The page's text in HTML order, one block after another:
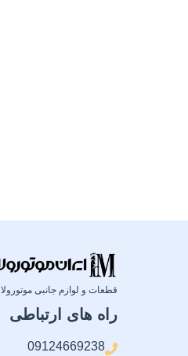
قطعات و لوازم جانبی موتورولا
راه های ارتباطی
09124669238